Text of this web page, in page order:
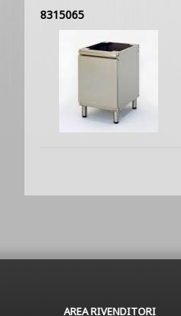
8315065
AREA RIVENDITORI